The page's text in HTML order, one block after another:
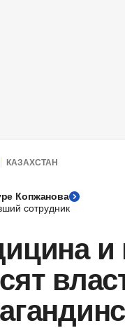
КАЗАХСТАН
Копжанова
сотрудник
и